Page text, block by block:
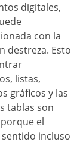
digitales,
con la
destreza. Esto
listas,
gráficos y las
tablas son
el
incluso